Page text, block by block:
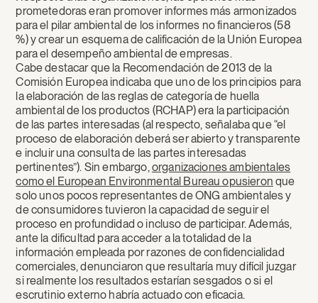
prometedoras eran promover informes más armonizados
para el pilar ambiental de los informes no financieros (58
%) y crear un esquema de calificación de la Unión Europea
para el desempeño ambiental de empresas.
Cabe destacar que la Recomendación de 2013 de la
Comisión Europea indicaba que uno de los principios para
la elaboración de las reglas de categoría de huella
ambiental de los productos (RCHAP) era la participación
de las partes interesadas (al respecto, señalaba que “el
proceso de elaboración deberá ser abierto y transparente
e incluir una consulta de las partes interesadas
pertinentes”). Sin embargo,organizaciones ambientales
como el European Environmental Bureau opusieron que
solo unos pocos representantes de ONG ambientales y
de consumidores tuvieron la capacidad de seguir el
proceso en profundidad o incluso de participar. Además,
ante la dificultad para acceder a la totalidad de la
información empleada por razones de confidencialidad
comerciales, denunciaron que resultaría muy difícil juzgar
si realmente los resultados estarían sesgados o si el
escrutinio externo habría actuado con eficacia.